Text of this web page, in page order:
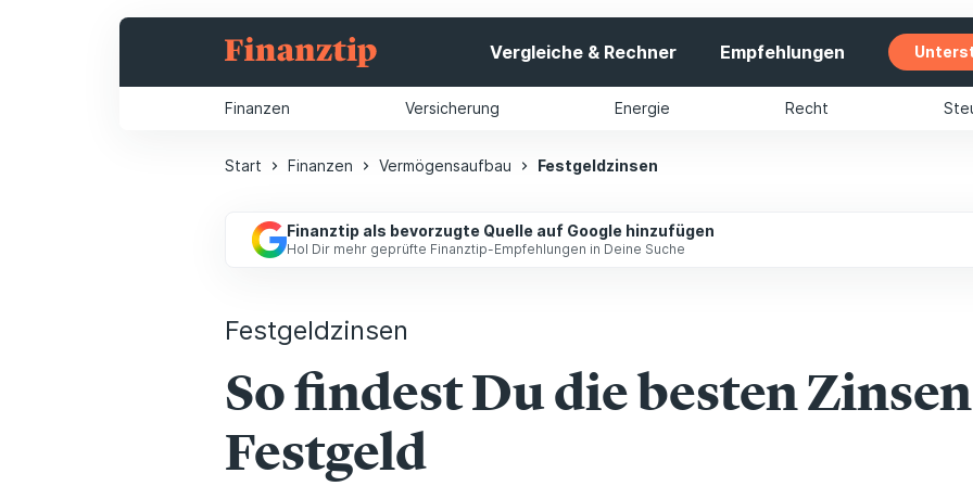
Vergleiche & Rechner Empfehlungen
Finanzen Versicherung Energie Recht
Start Finanzen Vermögensaufbau Festgeldzinsen
Finanztip als bevorzugte Quelle auf Google hinzufügen
Hol Dir mehr geprüfte Finanztip-Empfehlungen in Deine Suche
Festgeldzinsen
So findest Du die besten
Festgeld